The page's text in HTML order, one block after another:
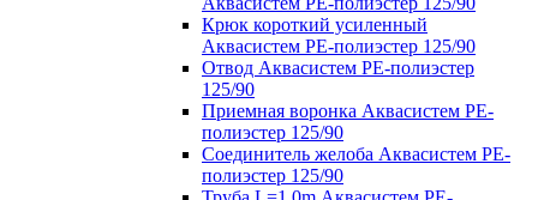
Крюк короткий усиленный
Аквасистем PE-полиэстер 125/90
Отвод Аквасистем РЕ-полиэстер
125/90
Приемная воронка Аквасистем PE-
полиэстер 125/90
Соединитель желоба Аквасистем PE-
полиэстер 125/90